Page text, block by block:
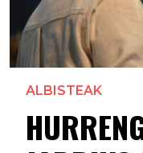
ALBISTEAK